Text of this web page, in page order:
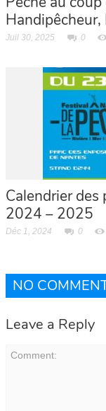
Handipêcheur,
Juil 30, 2025 0
Calendrier
2024 – 2025
Déc 1, 2024 0
NO
Leave a Reply